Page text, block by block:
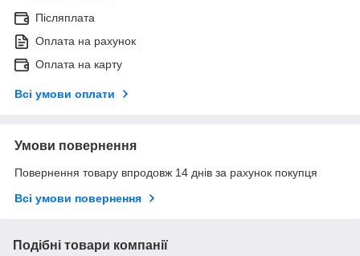
Післяплата
Оплата на рахунок
Оплата на карту
Всі умови оплати
Умови повернення
Повернення товару впродовж 14 днів за рахунок покупця
Всі умови повернення
Подібні товари компанії